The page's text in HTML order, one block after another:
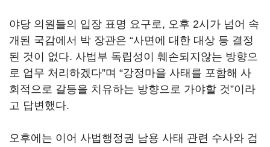
야당 의원들의 입장 표명 요구로, 오후 2시가 넘어 속
개된 국감에서 박 장관은 “사면에 대한 대상 등 결정
된 것이 없다. 사법부 독립성이 훼손되지않는 방향으
로 업무 처리하겠다”며 “강정마을 사태를 포함해 사
회적으로 갈등을 치유하는 방향으로 가야할 것”이라
고 답변했다.
오후에는 이어 사법행정권 남용 사태 관련 수사와 검